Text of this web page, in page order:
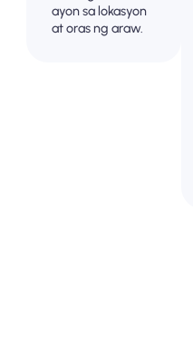
ayon sa lokasyon
at oras ng araw.